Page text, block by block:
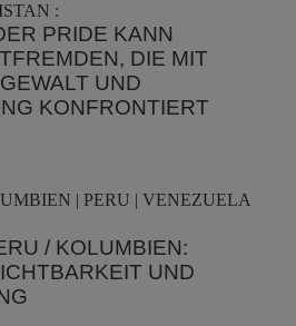
:
PRIDE KANN
DIE MIT
UND
KONFRONTIERT
| PERU | VENEZUELA
/ KOLUMBIEN:
UND